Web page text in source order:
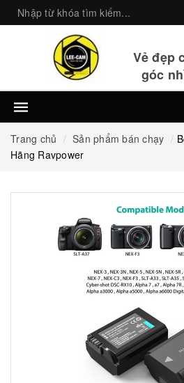
Vẻ đẹp
góc
Trang chủ Sản phẩm bán chạy
Hãng Ravpower